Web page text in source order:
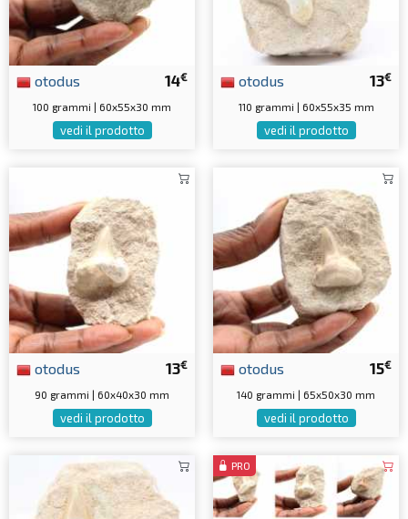
14€
otodus
100 grammi | 60x55x30 mm
vedi il prodotto
13€
otodus
110 grammi | 60x55x35 mm
vedi il prodotto
13€
otodus
90 grammi | 60x40x30 mm
vedi il prodotto
15€
otodus
140 grammi | 65x50x30 mm
vedi il prodotto
PRO